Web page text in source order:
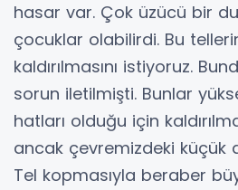
hasar var. Çok üzücü bir
çocuklar olabilirdi. Bu
kaldırılmasını istiyoruz.
sorun iletilmişti. Bunlar
hatları olduğu için
ancak çevremizdeki küçük
Tel kopmasıyla beraber